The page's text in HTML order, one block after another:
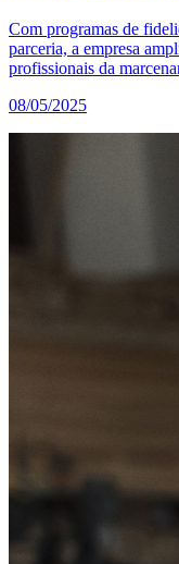
Com programas de
parceria, a empresa
profissionais da
08/05/2025